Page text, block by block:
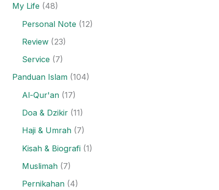
My Life (48)
Personal Note (12)
Review (23)
Service (7)
Panduan Islam (104)
Al-Qur'an (17)
Doa & Dzikir (11)
Haji & Umrah (7)
Kisah & Biografi (1)
Muslimah (7)
Pernikahan (4)